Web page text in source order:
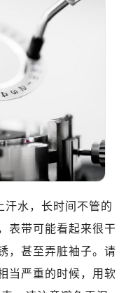
汗水，长时间不管的
表带可能看起来很干
，甚至弄脏袖子。请
当严重的时候，用软